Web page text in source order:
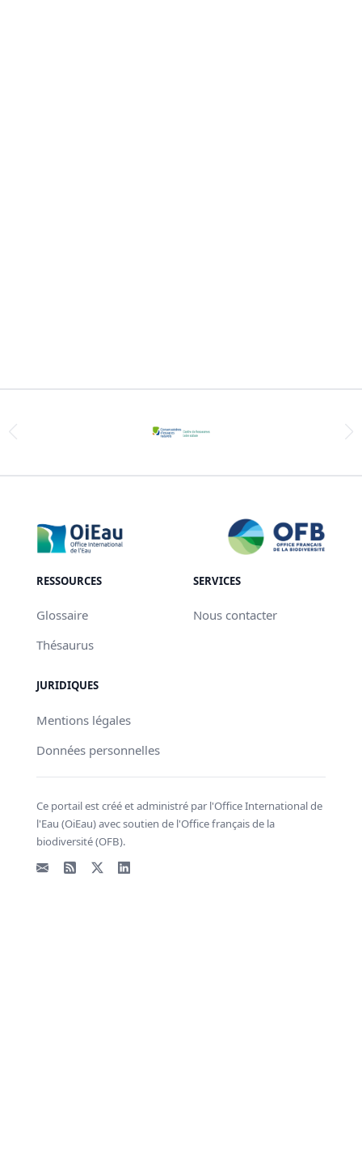
RESSOURCES
Glossaire
Thésaurus
SERVICES
Nous contacter
JURIDIQUES
Mentions légales
Données personnelles
Ce portail est créé et administré par l'Office International de
l'Eau (OiEau) avec soutien de l'Office français de la
biodiversité (OFB).